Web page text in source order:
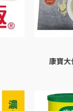
康寶